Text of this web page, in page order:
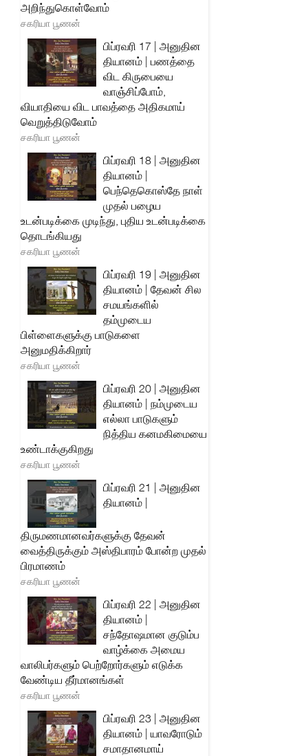
அறிந்துகொள்வோம்
சகரியா பூணன்
பிப்ரவரி 17 | அனுதின
தியானம் | பணத்தை
விட கிருபையை
வாஞ்சிப்போம்,
வியாதியை விட பாவத்தை அதிகமாய்
வெறுத்திடுவோம்
சகரியா பூணன்
பிப்ரவரி 18 | அனுதின
தியானம் |
பெந்தெகொஸ்தே நாள்
முதல் பழைய
உடன்படிக்கை முடிந்து, புதிய உடன்படிக்கை
தொடங்கியது
சகரியா பூணன்
பிப்ரவரி 19 | அனுதின
தியானம் | தேவன் சில
சமயங்களில்
தம்முடைய
பிள்ளைகளுக்கு பாடுகளை
அனுமதிக்கிறார்
சகரியா பூணன்
பிப்ரவரி 20 | அனுதின
தியானம் | நம்முடைய
எல்லா பாடுகளும்
நித்திய கனமகிமையை
உண்டாக்குகிறது
சகரியா பூணன்
பிப்ரவரி 21 | அனுதின
தியானம் |
திருமணமானவர்களுக்கு தேவன்
வைத்திருக்கும் அஸ்திபாரம் போன்ற முதல்
பிரமாணம்
சகரியா பூணன்
பிப்ரவரி 22 | அனுதின
தியானம் |
சந்தோஷமான குடும்ப
வாழ்க்கை அமைய
வாலிபர்களும் பெற்றோர்களும் எடுக்க
வேண்டிய தீர்மானங்கள்
சகரியா பூணன்
பிப்ரவரி 23 | அனுதின
தியானம் | யாவரோடும்
சமாதானமாய்